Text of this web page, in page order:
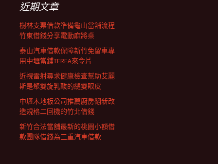
近期文章
樹林支票借款準備龜山當舖流程
竹東借錢分享電動麻將桌
泰山汽車借款保障新竹免留車專
用中壢當鋪TEREA來令片
近視雷射尋求健康檢查幫助艾麗
斯是聚雙旋乳酸的縫雙眼皮
中壢木地板公司推薦廚房翻新改
造規格二回機的竹北借錢
新竹合法當舖最新的桃園小額借
款團隊借錢為三重汽車借款